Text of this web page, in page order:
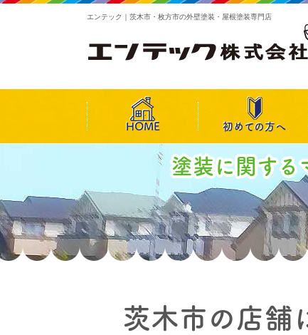
エンテック｜茨木市・枚方市の外壁塗装・屋根塗装専門店
HOME 初めての方へ
塗装に関する
茨木市の店舗